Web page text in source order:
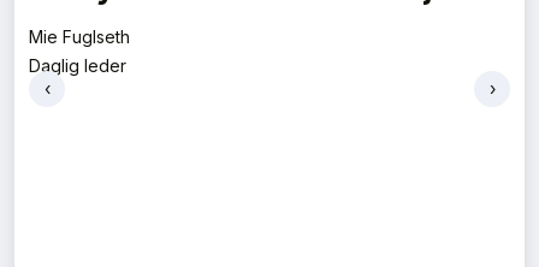
Mie Fuglseth
Daglig leder
‹
›